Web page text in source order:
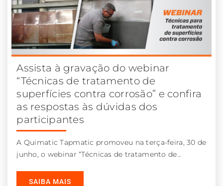
Assista à gravação do webinar
“Técnicas de tratamento de
superfícies contra corrosão” e confira
as respostas às dúvidas dos
participantes
A Quimatic Tapmatic promoveu na terça-feira, 30 de
junho, o webinar “Técnicas de tratamento de
SAIBA MAIS